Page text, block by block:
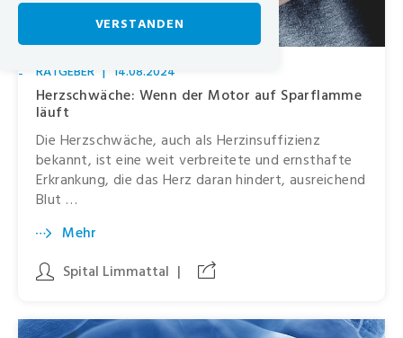
RATGEBER | 14.08.2024
Herzschwäche: Wenn der Motor auf Sparflamme
läuft
Die Herzschwäche, auch als Herzinsuffizienz
bekannt, ist eine weit verbreitete und ernsthafte
Erkrankung, die das Herz daran hindert, ausreichend
Blut …
Mehr
Spital Limmattal |
VERSTANDEN
-